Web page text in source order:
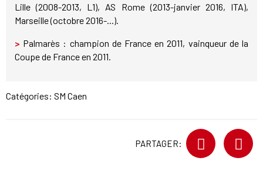
Lille (2008-2013, L1), AS Rome (2013-janvier 2016, ITA),
Marseille (octobre 2016-...).
> Palmarès : champion de France en 2011, vainqueur de la
Coupe de France en 2011.
Catégories: SM Caen
PARTAGER: